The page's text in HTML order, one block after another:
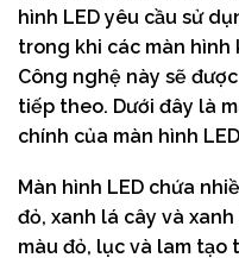
hình LED yêu cầu sử
trong khi các màn hình
Công nghệ này sẽ
tiếp theo. Dưới đây là
chính của màn hình
Màn hình LED chứa
đỏ, xanh lá cây và
màu đỏ, lục và lam tạo